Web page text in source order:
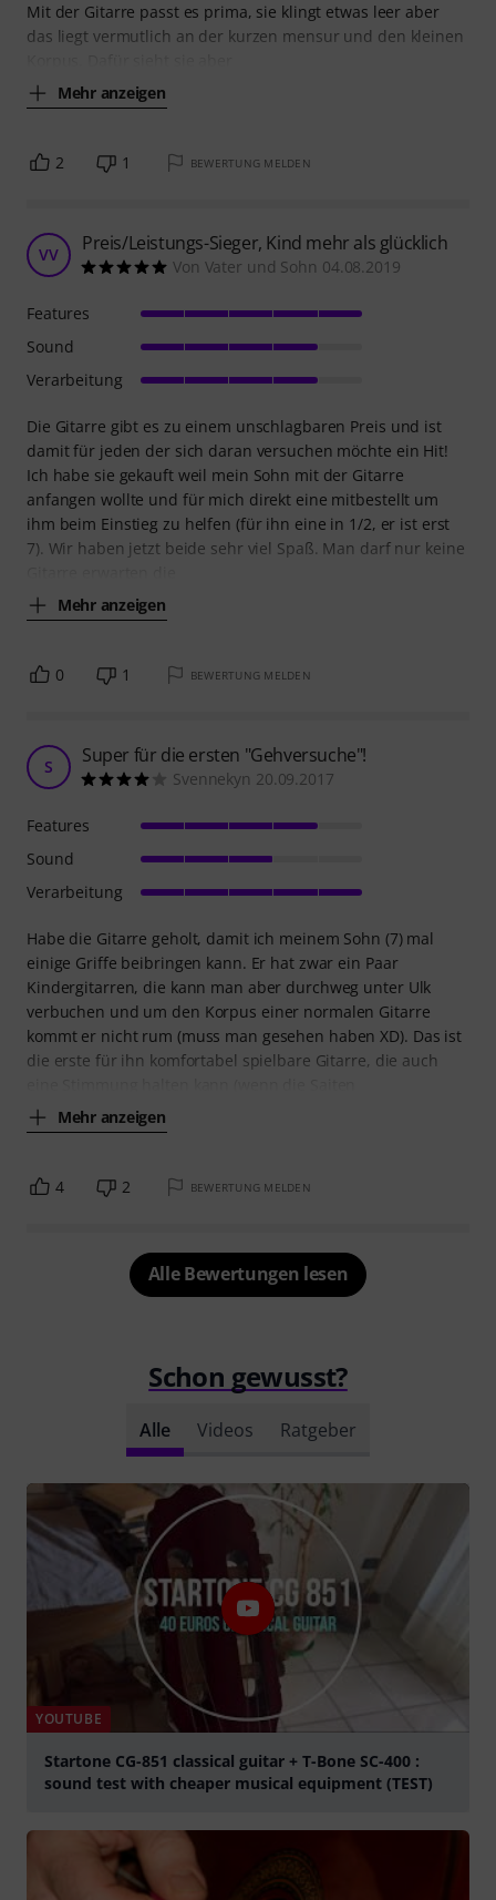
Mit der Gitarre passt es prima, sie klingt etwas leer aber
das liegt vermutlich an der kurzen mensur und den kleinen
Mehr anzeigen
2 1 BEWERTUNG MELDEN
VV Preis/Leistungs-Sieger, Kind mehr als glücklich
Von Vater und Sohn 04.08.2019
Die Gitarre gibt es zu einem unschlagbaren Preis und ist
damit für jeden der sich daran versuchen möchte ein Hit!
Ich habe sie gekauft weil mein Sohn mit der Gitarre
anfangen wollte und für mich direkt eine mitbestellt um
ihm beim Einstieg zu helfen (für ihn eine in 1/2, er ist erst
7). Wir haben jetzt beide sehr viel Spaß. Man darf nur keine
Mehr anzeigen
Features
Sound
Verarbeitung
0 1 BEWERTUNG MELDEN
S Super für die ersten "Gehversuche"!
Svennekyn 20.09.2017
Habe die Gitarre geholt, damit ich meinem Sohn (7) mal
einige Griffe beibringen kann. Er hat zwar ein Paar
Kindergitarren, die kann man aber durchweg unter Ulk
verbuchen und um den Korpus einer normalen Gitarre
kommt er nicht rum (muss man gesehen haben XD). Das ist
die erste für ihn komfortabel spielbare Gitarre, die auch
Mehr anzeigen
Features
Sound
Verarbeitung
4 2 BEWERTUNG MELDEN
Alle Bewertungen lesen
Schon gewusst?
Alle Videos Ratgeber
YOUTUBE
Startone CG-851 classical guitar + T-Bone SC-400 :
sound test with cheaper musical equipment (TEST)